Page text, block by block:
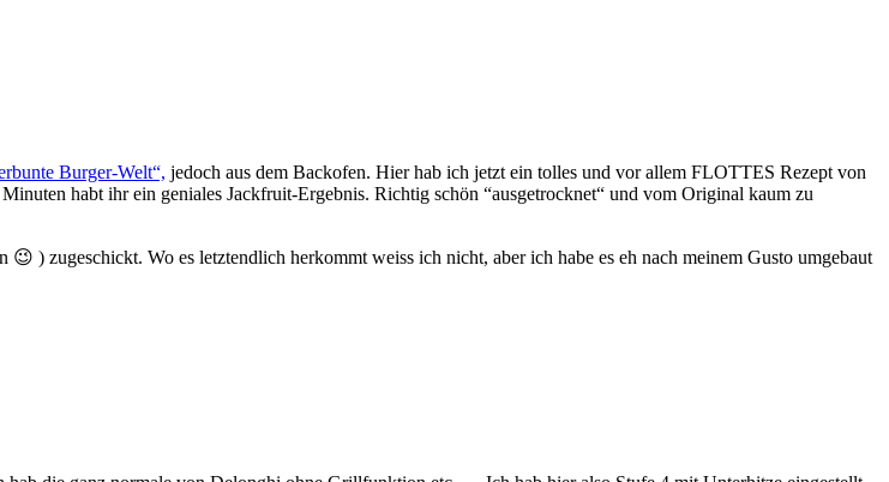
Burger-Welt“, jedoch aus dem Backofen. Hier hab ich jetzt ein tolles und vor allem FLOTTES Rezept von
habt ihr ein geniales Jackfruit-Ergebnis. Richtig schön “ausgetrocknet“ und vom Original kaum zu
) zugeschickt. Wo es letztendlich herkommt weiss ich nicht, aber ich habe es eh nach meinem Gusto umgebaut